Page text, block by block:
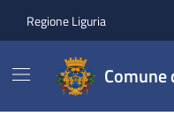
Regione Liguria
Comune